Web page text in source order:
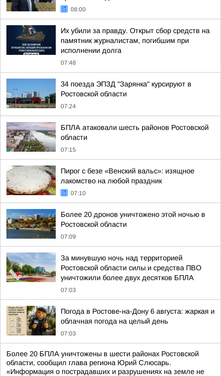
08:00
Их убили за правду. Открыт сбор средств на
памятник журналистам, погибшим при
исполнении долга
07:48
34 поезда ЭПЗД "Зарянка" курсируют в
Ростовской области
07:24
БПЛА атаковали шесть районов Ростовской
области
07:15
Пирог с безе «Венский вальс»: изящное
лакомство на любой праздник
07:10
Более 20 дронов уничтожено этой ночью в
Ростовской области
07:09
За минувшую ночь над территорией
Ростовской области силы и средства ПВО
уничтожили более двух десятков БПЛА
07:03
Погода в Ростове-на-Дону 6 августа: жаркая и
облачная погода на целый день
07:03
Более 20 БПЛА уничтожены в шести районах Ростовской
области, сообщил глава региона Юрий Слюсарь.
«Информация о пострадавших и разрушениях на земле не